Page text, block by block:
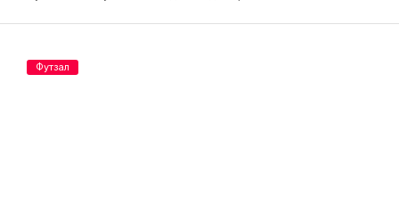
Футзал